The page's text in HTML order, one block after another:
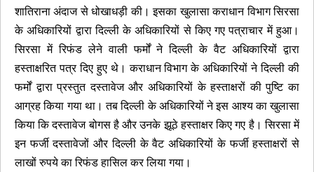
शातिराना अंदाज से धोखाधड़ी की। इसका खुलासा कराधान विभाग सिरसा
के अधिकारियों द्वारा दिल्ली के अधिकारियों से किए गए पत्राचार में हुआ।
सिरसा में रिफंड लेने वाली फर्मों ने दिल्ली के वैट अधिकारियों द्वारा
हस्ताक्षरित पत्र दिए हुए थे। कराधान विभाग के अधिकारियों ने दिल्ली की
फर्मों द्वारा प्रस्तुत दस्तावेज और अधिकारियों के हस्ताक्षरों की पुष्टि का
आग्रह किया गया था। तब दिल्ली के अधिकारियों ने इस आश्य का खुलासा
किया कि दस्तावेज बोगस है और उनके झूठे हस्ताक्षर किए गए है। सिरसा में
इन फर्जी दस्तावेजों और दिल्ली के वैट अधिकारियों के फर्जी हस्ताक्षरों से
लाखों रुपये का रिफंड हासिल कर लिया गया।